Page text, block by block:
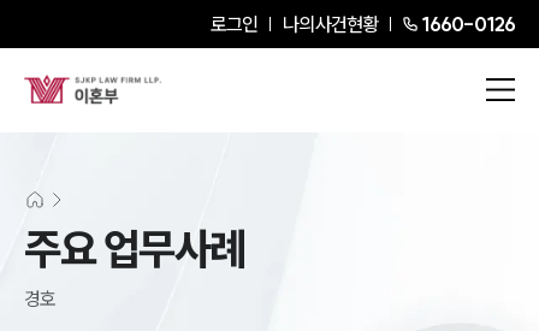
로그인 나의사건현황 1660-0126
주요 업무사례
경호